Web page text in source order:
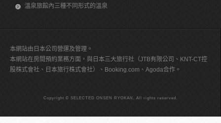
溫泉旅館內三種不同形式的溫泉
本網站由日本公司營運及管理。
本網站在房間預約業務方面，與日本三大旅行社（JTB有限公司、KNT-CT控
股株式會社、日本旅行株式會社）、Booking.com、Agoda合作。
Copyright © SELECTED ONSEN RYOKAN, All rights reserved.